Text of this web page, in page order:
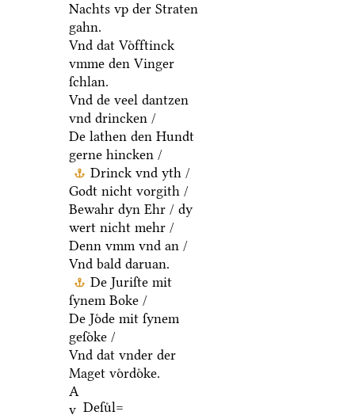
Nachts vp der Straten
gahn.
Vnd dat Voͤfftinck
vmme den Vinger
ſchlan.
Vnd de veel dantzen
vnd drincken /
De lathen den Hundt
gerne hincken /
Drinck vnd yth /
Godt nicht vorgith /
Bewahr dyn Ehr / dy
wert nicht mehr /
Denn vmm vnd an /
Vnd bald daruan.
De Juriſte mit
ſynem Boke /
De Joͤde mit ſynem
geſoͤke /
Vnd dat vnder der
Maget voͤrdoͤke.
A
v Deſuͤl=